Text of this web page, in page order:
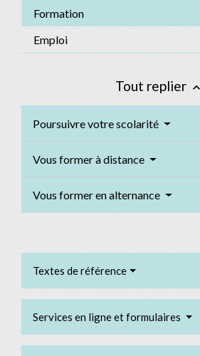
Formation
Emploi
Tout replier keyboard_arrow_up
Poursuivre votre scolarité
Vous former à distance
Vous former en alternance
Textes de référence
Services en ligne et formulaires